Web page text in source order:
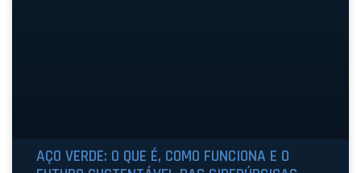
AÇO VERDE: O QUE É, COMO FUNCIONA E O